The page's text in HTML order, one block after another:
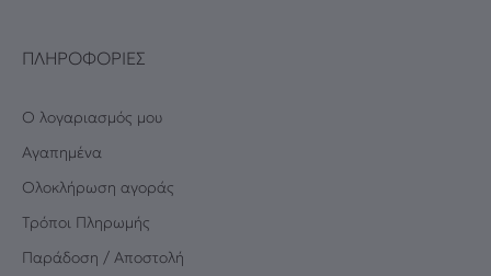
ΠΛΗΡΟΦΟΡΊΕΣ
Ο λογαριασμός μου
Αγαπημένα
Oλοκλήρωση αγοράς
Τρόποι Πληρωμής
Παράδοση / Αποστολή